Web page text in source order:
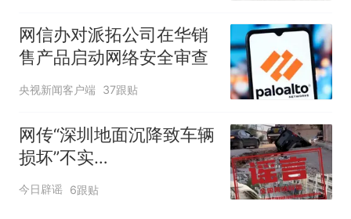
网信办对派拓公司在华销
售产品启动网络安全审查
央视新闻客户端 37跟贴
网传“深圳地面沉降致车辆
损坏”不实
（2026·08·06）
今日辟谣 6跟贴